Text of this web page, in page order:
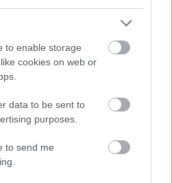
to enable storage
cookies on web or
data to be sent to
purposes.
to send me